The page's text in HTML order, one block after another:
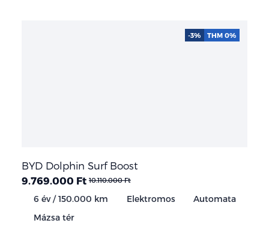
BYD Dolphin Surf Boost
9.769.000 Ft 10.110.000 Ft
6 év / 150.000 km Elektromos
Automata
Mázsa tér
-3% THM 0%